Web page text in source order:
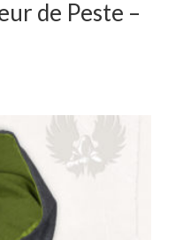
de Peste –